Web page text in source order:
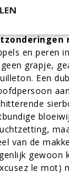
en peren
grapje,
Een
van de
gewoon
le mot)